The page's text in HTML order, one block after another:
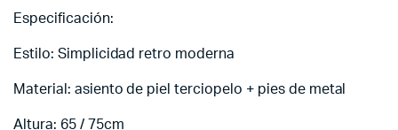
Especificación:
Estilo: Simplicidad retro moderna
Material: asiento de piel terciopelo + pies de metal
Altura: 65 / 75cm